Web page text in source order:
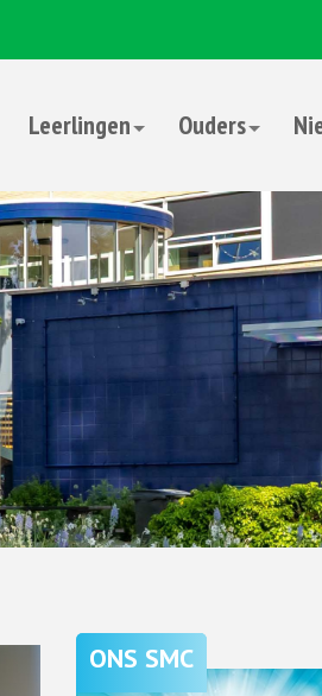
Leerlingen Ouders